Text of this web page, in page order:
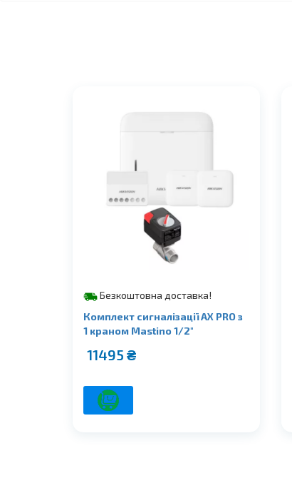
Безкоштовна доставка!
Комплект сигналізації AX PRO з
1 краном Mastino 1/2″
11495 ₴